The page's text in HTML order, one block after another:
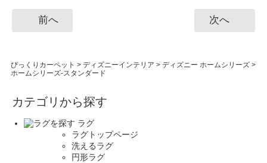
前へ 次へ
びっくりカーペット > ディズニーインテリア > ディズニー ホームシリーズ>
ホームシリーズ-スタンダード
カテゴリから探す
ラグ
ラグトップページ
洗えるラグ
円形ラグ